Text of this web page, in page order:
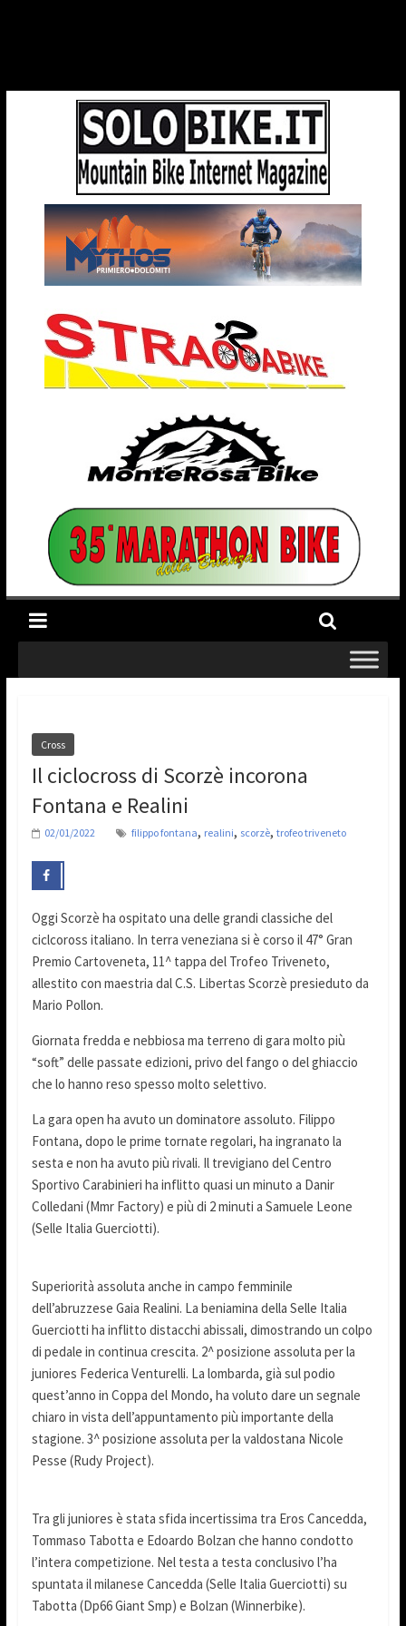
Cross
Il ciclocross di Scorzè incorona
Fontana e Realini
02/01/2022 filippo fontana, realini, scorzè, trofeo triveneto
Oggi Scorzè ha ospitato una delle grandi classiche del
ciclcoross italiano. In terra veneziana si è corso il 47° Gran
Premio Cartoveneta, 11^ tappa del Trofeo Triveneto,
allestito con maestria dal C.S. Libertas Scorzè presieduto da
Mario Pollon.
Giornata fredda e nebbiosa ma terreno di gara molto più
“soft” delle passate edizioni, privo del fango o del ghiaccio
che lo hanno reso spesso molto selettivo.
La gara open ha avuto un dominatore assoluto. Filippo
Fontana, dopo le prime tornate regolari, ha ingranato la
sesta e non ha avuto più rivali. Il trevigiano del Centro
Sportivo Carabinieri ha inflitto quasi un minuto a Danir
Colledani (Mmr Factory) e più di 2 minuti a Samuele Leone
(Selle Italia Guerciotti).
Superiorità assoluta anche in campo femminile
dell’abruzzese Gaia Realini. La beniamina della Selle Italia
Guerciotti ha inflitto distacchi abissali, dimostrando un colpo
di pedale in continua crescita. 2^ posizione assoluta per la
juniores Federica Venturelli. La lombarda, già sul podio
quest’anno in Coppa del Mondo, ha voluto dare un segnale
chiaro in vista dell’appuntamento più importante della
stagione. 3^ posizione assoluta per la valdostana Nicole
Pesse (Rudy Project).
Tra gli juniores è stata sfida incertissima tra Eros Cancedda,
Tommaso Tabotta e Edoardo Bolzan che hanno condotto
l’intera competizione. Nel testa a testa conclusivo l’ha
spuntata il milanese Cancedda (Selle Italia Guerciotti) su
Tabotta (Dp66 Giant Smp) e Bolzan (Winnerbike).